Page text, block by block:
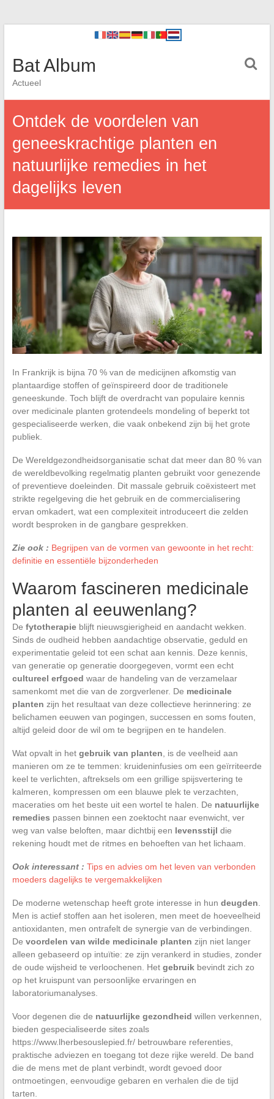
Bat Album
Actueel
Ontdek de voordelen van
geneeskrachtige planten en
natuurlijke remedies in het
dagelijks leven
In Frankrijk is bijna 70 % van de medicijnen afkomstig van
plantaardige stoffen of geïnspireerd door de traditionele
geneeskunde. Toch blijft de overdracht van populaire kennis
over medicinale planten grotendeels mondeling of beperkt tot
gespecialiseerde werken, die vaak onbekend zijn bij het grote
publiek.
De Wereldgezondheidsorganisatie schat dat meer dan 80 % van
de wereldbevolking regelmatig planten gebruikt voor genezende
of preventieve doeleinden. Dit massale gebruik coëxisteert met
strikte regelgeving die het gebruik en de commercialisering
ervan omkadert, wat een complexiteit introduceert die zelden
wordt besproken in de gangbare gesprekken.
Zie ook : Begrijpen van de vormen van gewoonte in het recht:
definitie en essentiële bijzonderheden
Waarom fascineren medicinale
planten al eeuwenlang?
De fytotherapieblijft nieuwsgierigheid en aandacht wekken.
Sinds de oudheid hebben aandachtige observatie, geduld en
experimentatie geleid tot een schat aan kennis. Deze kennis,
van generatie op generatie doorgegeven, vormt een echt
cultureel erfgoed waar de handeling van de verzamelaar
samenkomt met die van de zorgverlener. De medicinale
planten zijn het resultaat van deze collectieve herinnering: ze
belichamen eeuwen van pogingen, successen en soms fouten,
altijd geleid door de wil om te begrijpen en te handelen.
Wat opvalt in het gebruik van planten , is de veelheid aan
manieren om ze te temmen: kruideninfusies om een geïrriteerde
keel te verlichten, aftreksels om een grillige spijsvertering te
kalmeren, kompressen om een blauwe plek te verzachten,
maceraties om het beste uit een wortel te halen. De natuurlijke
remedies passen binnen een zoektocht naar evenwicht, ver
weg van valse beloften, maar dichtbij een levensstijl die
rekening houdt met de ritmes en behoeften van het lichaam.
Ook interessant : Tips en advies om het leven van verbonden
moeders dagelijks te vergemakkelijken
De moderne wetenschap heeft grote interesse in hun deugden
Men is actief stoffen aan het isoleren, men meet de hoeveelheid
antioxidanten, men ontrafelt de synergie van de verbindingen.
De voordelen van wilde medicinale planten zijn niet langer
alleen gebaseerd op intuïtie: ze zijn verankerd in studies, zonder
de oude wijsheid te verloochenen. Het gebruikbevindt zich zo
op het kruispunt van persoonlijke ervaringen en
laboratoriumanalyses.
Voor degenen die de natuurlijke gezondheid willen verkennen,
bieden gespecialiseerde sites zoals
https://www.lherbesouslepied.fr/ betrouwbare referenties,
praktische adviezen en toegang tot deze rijke wereld. De band
die de mens met de plant verbindt, wordt gevoed door
ontmoetingen, eenvoudige gebaren en verhalen die de tijd
tarten.